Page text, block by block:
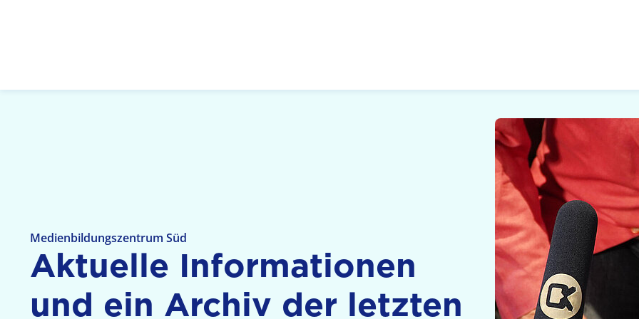
Medienbildungszentrum Süd
Aktuelle Informationen
und ein Archiv der letzten